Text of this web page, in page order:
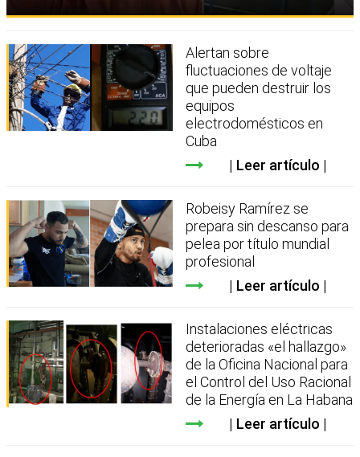
Alertan sobre
fluctuaciones de voltaje
que pueden destruir los
equipos
electrodomésticos en
Cuba
Leer artículo
Robeisy Ramírez se
prepara sin descanso para
pelea por título mundial
profesional
Leer artículo
Instalaciones eléctricas
deterioradas «el hallazgo»
de la Oficina Nacional para
el Control del Uso Racional
de la Energía en La Habana
Leer artículo